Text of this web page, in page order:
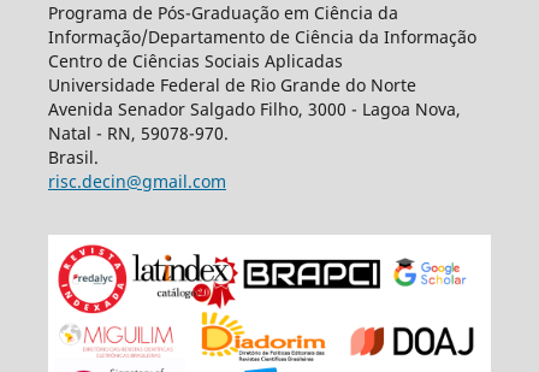
Programa de Pós-Graduação em Ciência da
Informação/Departamento de Ciência da Informação
Centro de Ciências Sociais Aplicadas
Universidade Federal de Rio Grande do Norte
Avenida Senador Salgado Filho, 3000 - Lagoa Nova,
Natal - RN, 59078-970.
Brasil.
risc.decin@gmail.com